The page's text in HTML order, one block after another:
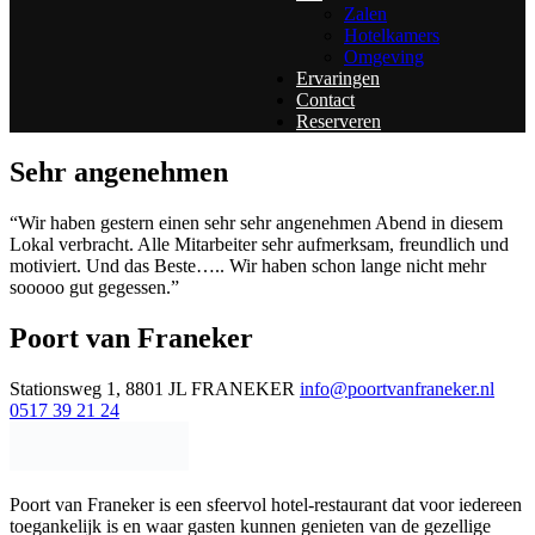
Zalen
Hotelkamers
Omgeving
Ervaringen
Contact
Reserveren
Sehr angenehmen
“Wir haben gestern einen sehr sehr angenehmen Abend in diesem
Lokal verbracht. Alle Mitarbeiter sehr aufmerksam, freundlich und
motiviert. Und das Beste….. Wir haben schon lange nicht mehr
sooooo gut gegessen.”
Poort van Franeker
Stationsweg 1, 8801 JL FRANEKER info@poortvanfraneker.nl
0517 39 21 24
Poort van Franeker is een sfeervol hotel-restaurant dat voor iedereen
toegankelijk is en waar gasten kunnen genieten van de gezellige